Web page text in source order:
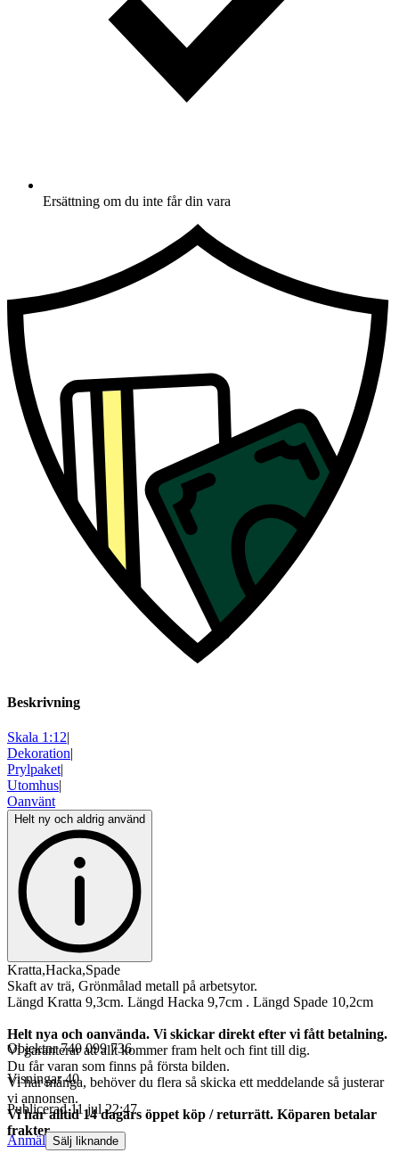
Ersättning om du inte får din vara
Beskrivning
Skala 1:12|
Dekoration|
Prylpaket|
Utomhus|
Oanvänt
Helt ny och aldrig använd
Kratta,Hacka,Spade
Skaft av trä, Grönmålad metall på arbetsytor.
Längd Kratta 9,3cm. Längd Hacka 9,7cm . Längd Spade 10,2cm
Helt nya och oanvända. Vi skickar direkt efter vi fått betalning.
Vi garanterar att allt kommer fram helt och fint till dig.
Du får varan som finns på första bilden.
Vi har många, behöver du flera så skicka ett meddelande så justerar
vi annonsen.
Vi har alltid 14 dagars öppet köp / returrätt. Köparen betalar
frakter.
Objektnr 740 099 736
Visningar 40
Publicerad 11 jul 22:47
Anmäl Sälj liknande